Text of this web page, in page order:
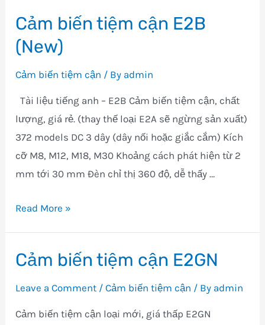
C1
Cảm biến tiệm cận E2B
(New)
Cảm biến tiệm cận / By admin
Tài liệu tiếng anh – E2B Cảm biến tiệm cận, chất
lượng, giá rẻ. (thay thế loại E2A sẽ ngừng sản xuất)
372 models DC 3 dây (dây nối hoặc giắc cắm) Kích
cỡ M8, M12, M18, M30 Khoảng cách phát hiện từ 2
mm tới 30 mm Đèn chỉ thị 360 độ, dễ thấy …
Cảm
cận
Read More »
Cảm biến tiệm cận E2GN
Leave a Comment /Cảm biến tiệm cận / By admin
Cảm biến tiệm cận loại mới, giá thấp E2GN